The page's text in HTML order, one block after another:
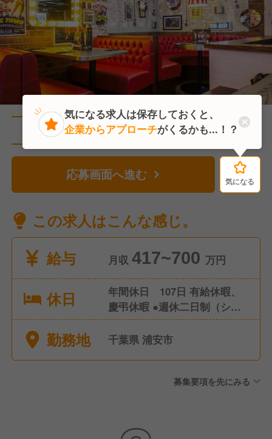
直近1人がこの求人を検討中
応募画面へ進む 気になる
この求人はこんな感じ。
給与
月収 417~700 万円
休日
年間休日 107日 有給休暇、
慶弔休暇 ●週休二日制（シフ
ト制） ●産前産後休暇（取
得・復帰実績あり） ●育児休
勤務地 千葉県 浦安市
募集要項を先にみる
気になる
気になる求人は保存しておくと、
企業からアプローチがくるかも...！？